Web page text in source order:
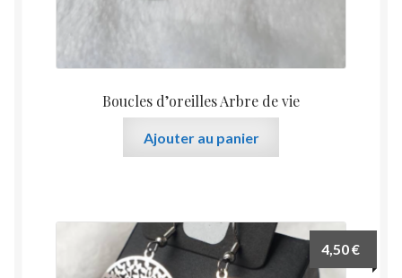
Boucles d’oreilles Arbre de vie
Ajouter au panier
4,50€